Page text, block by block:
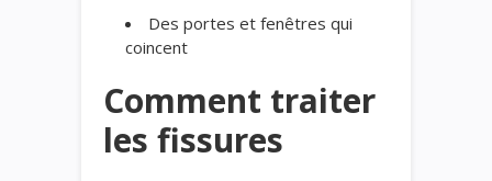
Des portes et fenêtres qui
coincent
Comment traiter
les fissures